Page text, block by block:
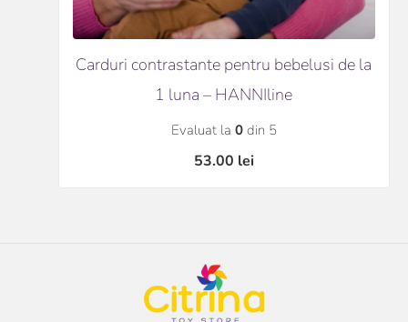
Carduri contrastante pentru bebelusi de la
1 luna – HANNIline
Evaluat la 0din 5
53.00 lei